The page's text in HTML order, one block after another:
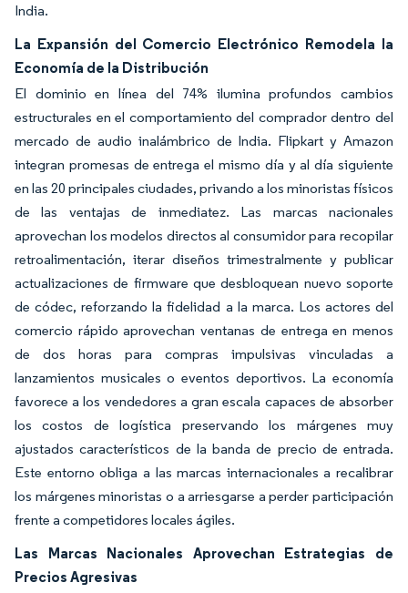
India.
La Expansión del Comercio Electrónico Remodela la
Economía de la Distribución
El dominio en línea del 74% ilumina profundos cambios
estructurales en el comportamiento del comprador dentro del
mercado de audio inalámbrico de India. Flipkart y Amazon
integran promesas de entrega el mismo día y al día siguiente
en las 20 principales ciudades, privando a los minoristas físicos
de las ventajas de inmediatez. Las marcas nacionales
aprovechan los modelos directos al consumidor para recopilar
retroalimentación, iterar diseños trimestralmente y publicar
actualizaciones de firmware que desbloquean nuevo soporte
de códec, reforzando la fidelidad a la marca. Los actores del
comercio rápido aprovechan ventanas de entrega en menos
de dos horas para compras impulsivas vinculadas a
lanzamientos musicales o eventos deportivos. La economía
favorece a los vendedores a gran escala capaces de absorber
los costos de logística preservando los márgenes muy
ajustados característicos de la banda de precio de entrada.
Este entorno obliga a las marcas internacionales a recalibrar
los márgenes minoristas o a arriesgarse a perder participación
frente a competidores locales ágiles.
Las Marcas Nacionales Aprovechan Estrategias de
Precios Agresivas